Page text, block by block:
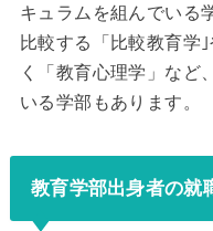
キュラムを組んでいる
比較する「比較教育学
く「教育心理学」など
いる学部もあります。
教育学部出身者の就